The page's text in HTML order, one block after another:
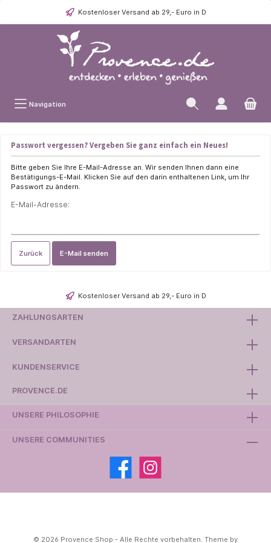
Kostenloser Versand ab 29,- Euro in D
Navigation
Passwort vergessen? Vergeben Sie ganz einfach ein Neues!
Bitte geben Sie Ihre E-Mail-Adresse an. Wir senden Ihnen dann eine
Bestätigungs-E-Mail. Klicken Sie auf den darin enthaltenen Link, um Ihr
Passwort zu ändern.
E-Mail-Adresse:
Zurück E-Mail senden
Kostenloser Versand ab 29,- Euro in D
KUNDENSERVICE
PROVENCE.DE
ZAHLUNGSARTEN
VERSANDARTEN
UNSERE PHILOSOPHIE
UNSERE COMMUNITIES
© 2026 Provence Shop - Alle Rechte vorbehalten. Theme by